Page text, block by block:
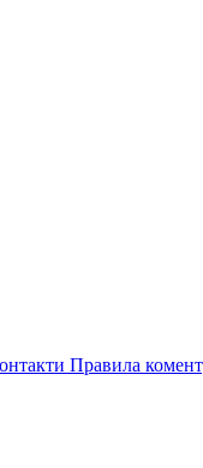
Правила